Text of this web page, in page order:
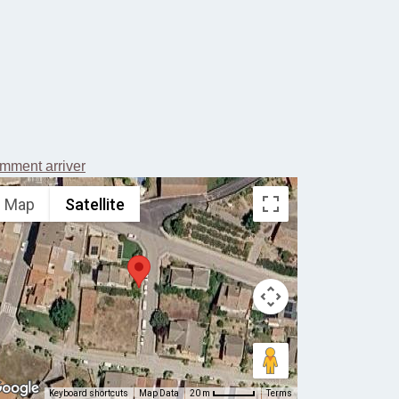
arriver
Map Satellite
Keyboard shortcuts Map Data 20 m Terms